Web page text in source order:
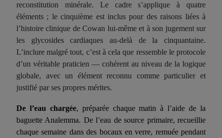
reconstitution minérale. Le cadre s’applique à quatre
éléments ; le cinquième est inclus pour des raisons liées à
l’histoire clinique de Cowan lui-même et à son jugement sur
les glycosides cardiaques au-delà de la cinquantaine.
L’inclure malgré tout, c’est à cela que ressemble le protocole
d’un véritable praticien — cohérent au niveau de la logique
globale, avec un élément reconnu comme particulier et
justifié par ses propres mérites.
De l’eau chargée, préparée chaque matin à l’aide de la
baguette Analemma. De l’eau de source primaire, recueillie
chaque semaine dans des bocaux en verre, remuée pendant